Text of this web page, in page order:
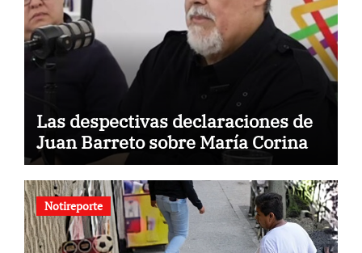
Las despectivas declaraciones de
Juan Barreto sobre María Corina
Notireporte